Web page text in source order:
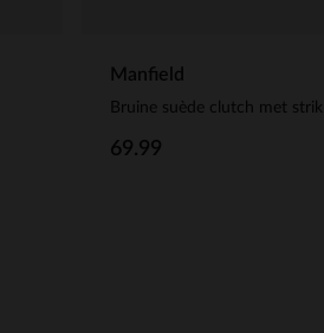
Manfield
Bruine suède clutch met strik
69.99